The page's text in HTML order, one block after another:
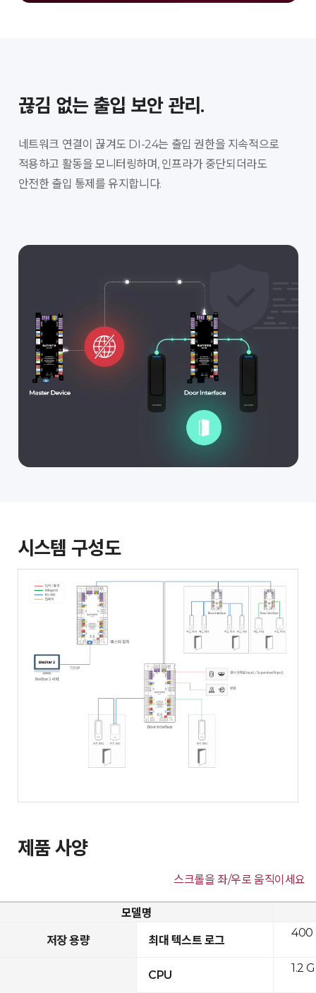
끊김 없는 출입 보안 관리.
네트워크 연결이 끊겨도 DI-24는 출입 권한을 지속적으로
적용하고 활동을 모니터링하며, 인프라가 중단되더라도
안전한 출입 통제를 유지합니다.​
시스템 구성도
제품 사양
스크롤을 좌/우로 움직이세요
모델명
저장 용량 최대 텍스트 로그
CPU
400
1.2